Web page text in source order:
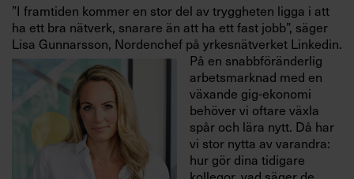
”I framtiden kommer en stor del av tryggheten ligga i att
ha ett bra nätverk, snarare än att ha ett fast jobb”, säger
Lisa Gunnarsson, Nordenchef på yrkesnätverket Linkedin.
På en snabbföränderlig
arbetsmarknad med en
växande gig-ekonomi
behöver vi oftare växla
spår och lära nytt. Då har
vi stor nytta av varandra:
hur gör dina tidigare